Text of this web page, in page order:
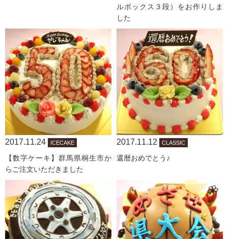
ルボックス３段）をお作りしま
した
2017.11.24 ICECAKE
【数字ケーキ】群馬県桐生市か
らご注文いただきました
2017.11.12 CLASSIC
還暦おめでとう♪